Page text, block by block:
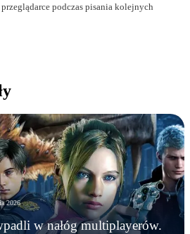
podczas pisania kolejnych
2026
w nałóg multiplayerów.